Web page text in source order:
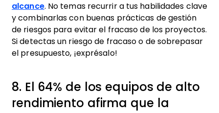
alcance. No temas recurrir a tus habilidades clave
y combinarlas con buenas prácticas de gestión
de riesgos para evitar el fracaso de los proyectos.
Si detectas un riesgo de fracaso o de sobrepasar
el presupuesto, ¡exprésalo!
8. El 64% de los equipos de alto
rendimiento afirma que la